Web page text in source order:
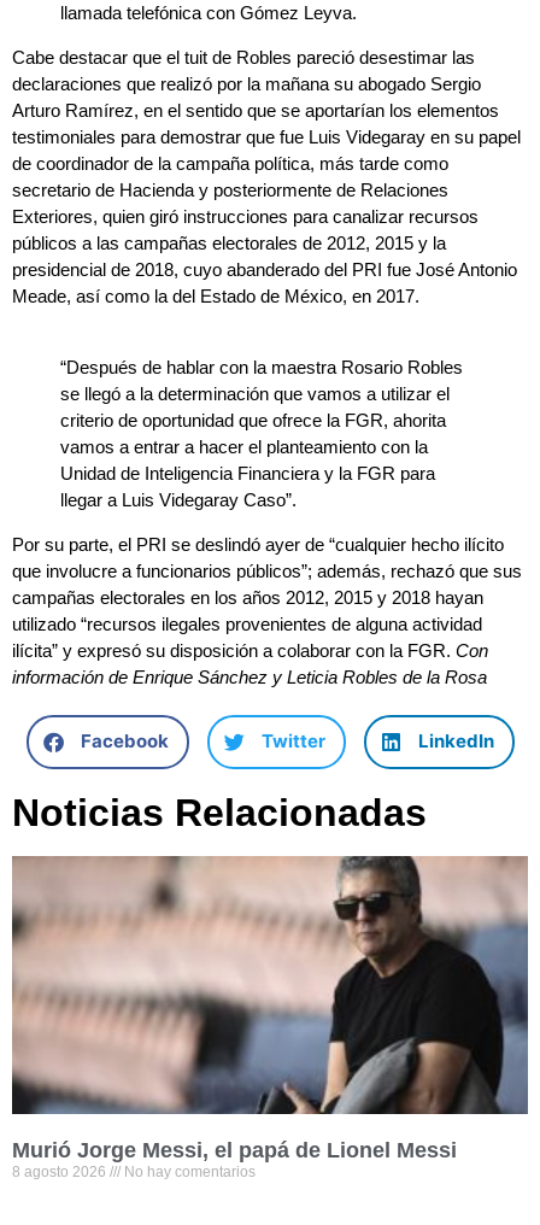
llamada telefónica con Gómez Leyva.
Cabe destacar que el tuit de Robles pareció desestimar las
declaraciones que realizó por la mañana su abogado Sergio
Arturo Ramírez, en el sentido que se aportarían los elementos
testimoniales para demostrar que fue Luis Videgaray en su papel
de coordinador de la campaña política, más tarde como
secretario de Hacienda y posteriormente de Relaciones
Exteriores, quien giró instrucciones para canalizar recursos
públicos a las campañas electorales de 2012, 2015 y la
presidencial de 2018, cuyo abanderado del PRI fue José Antonio
Meade, así como la del Estado de México, en 2017.
“Después de hablar con la maestra Rosario Robles
se llegó a la determinación que vamos a utilizar el
criterio de oportunidad que ofrece la FGR, ahorita
vamos a entrar a hacer el planteamiento con la
Unidad de Inteligencia Financiera y la FGR para
llegar a Luis Videgaray Caso”.
Por su parte, el PRI se deslindó ayer de “cualquier hecho ilícito
que involucre a funcionarios públicos”; además, rechazó que sus
campañas electorales en los años 2012, 2015 y 2018 hayan
utilizado “recursos ilegales provenientes de alguna actividad
ilícita” y expresó su disposición a colaborar con la FGR. Con
información de Enrique Sánchez y Leticia Robles de la Rosa
Facebook Twitter LinkedIn
Noticias Relacionadas
Murió Jorge Messi, el papá de Lionel Messi
8 agosto 2026 No hay comentarios